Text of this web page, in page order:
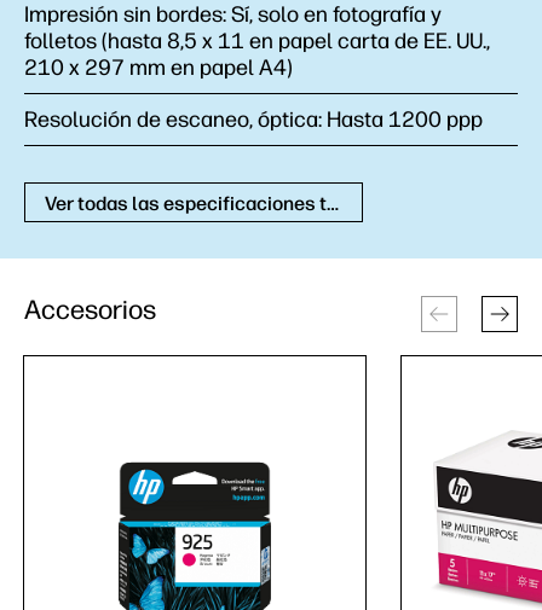
Impresión sin bordes:Sí, solo en fotografía y
folletos (hasta 8,5 x 11 en papel carta de EE. UU.,
210 x 297 mm en papel A4)
Resolución de escaneo, óptica: Hasta 1200 ppp
Ver todas las especificaciones técnicas
Accesorios